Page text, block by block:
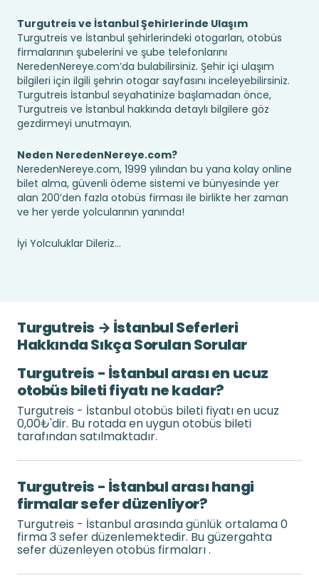
Turgutreis ve İstanbul Şehirlerinde Ulaşım
Turgutreis ve İstanbul şehirlerindeki otogarları, otobüs
firmalarının şubelerini ve şube telefonlarını
NeredenNereye.com’da bulabilirsiniz. Şehir içi ulaşım
bilgileri için ilgili şehrin otogar sayfasını inceleyebilirsiniz.
Turgutreis İstanbul seyahatinize başlamadan önce,
Turgutreis ve İstanbul hakkında detaylı bilgilere göz
gezdirmeyi unutmayın.
Neden NeredenNereye.com?
NeredenNereye.com, 1999 yılından bu yana kolay online
bilet alma, güvenli ödeme sistemi ve bünyesinde yer
alan 200’den fazla otobüs firması ile birlikte her zaman
ve her yerde yolcularının yanında!
İyi Yolculuklar Dileriz...
Turgutreis → İstanbul Seferleri
Hakkında Sıkça Sorulan Sorular
Turgutreis - İstanbul arası en ucuz
otobüs bileti fiyatı ne kadar?
Turgutreis - İstanbul otobüs bileti fiyatı en ucuz
0,00₺'dir. Bu rotada en uygun otobüs bileti
tarafından satılmaktadır.
Turgutreis - İstanbul arası hangi
firmalar sefer düzenliyor?
Turgutreis - İstanbul arasında günlük ortalama 0
firma 3 sefer düzenlemektedir. Bu güzergahta
sefer düzenleyen otobüs firmaları .